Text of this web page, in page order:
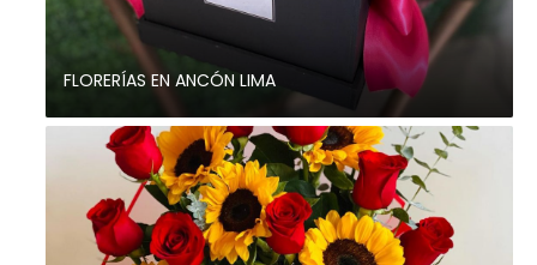
FLORERÍAS EN ANCÓN LIMA